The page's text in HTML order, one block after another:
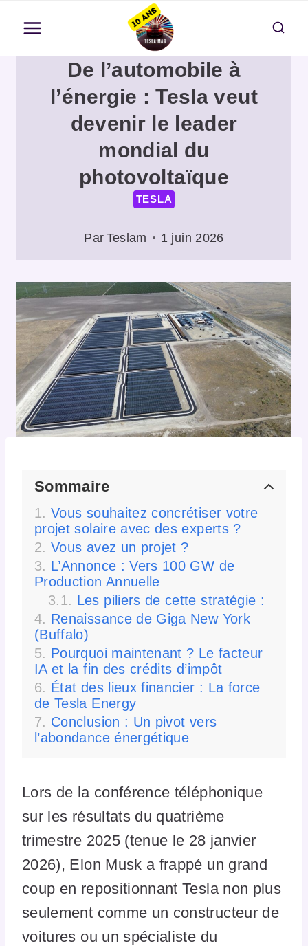
contenu
De l’automobile à
l’énergie : Tesla veut
devenir le leader
mondial du
photovoltaïque
TESLA
Par Teslam 1 juin 2026
Sommaire
Vous souhaitez concrétiser votre
projet solaire avec des experts ?
Vous avez un projet ?
L’Annonce : Vers 100 GW de
Production Annuelle
Les piliers de cette stratégie :
Renaissance de Giga New York
(Buffalo)
Pourquoi maintenant ? Le facteur
IA et la fin des crédits d’impôt
État des lieux financier : La force
de Tesla Energy
Conclusion : Un pivot vers
l’abondance énergétique
Lors de la conférence téléphonique
sur les résultats du quatrième
trimestre 2025 (tenue le 28 janvier
2026), Elon Musk a frappé un grand
coup en repositionnant Tesla non plus
seulement comme un constructeur de
voitures ou un spécialiste du